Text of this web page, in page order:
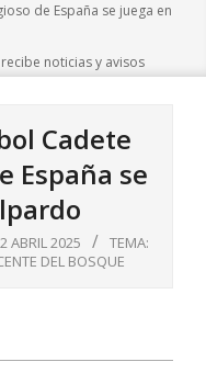
de España se juega en
noticias y avisos
Cadete
España se
ABRIL 2025
TEMA:
DEL BOSQUE